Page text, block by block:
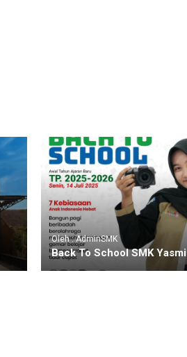
Oleh : AdminSMK
Back To School SMK